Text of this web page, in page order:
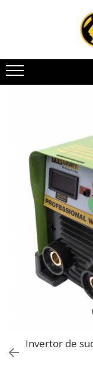
Toate Produsele
Vehicule electrice
Atv
Motocross
Piese de schimb
Scutere electrice
Scutere pe benzina
Tricicluri cargo fara
Tricicluri persoane
Trotinete electrice
Biciclete, trotinete,
Motoburghie si
Invertor de